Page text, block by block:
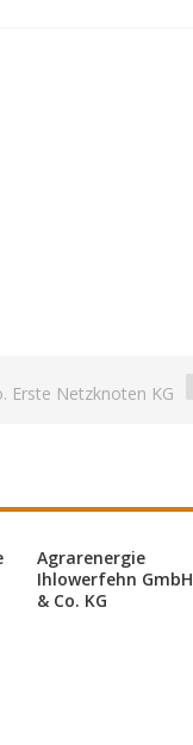
Erste Netzknoten KG
Agrarenergie
Ihlowerfehn GmbH
& Co. KG